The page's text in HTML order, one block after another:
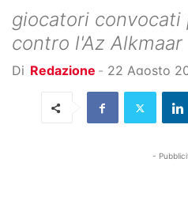
giocatori convocati
contro l'Az Alkmaar
Di Redazione - 22 Agosto
-